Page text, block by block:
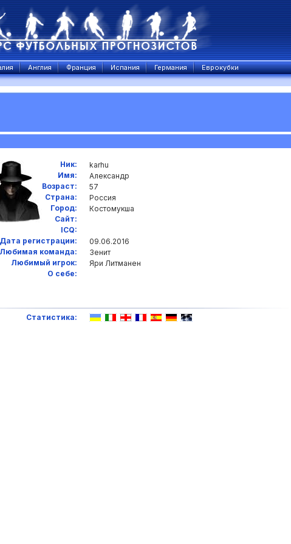
Англия Франция Испания Германия Еврокубки
Ник:
karhu
Имя:
Александр
Возраст:
57
Страна:
Россия
Город:
Костомукша
Сайт:
ICQ:
Дата регистрации:
09.06.2016
Любимая команда:
Зенит
Любимый игрок:
Яри Литманен
О себе:
Статистика: